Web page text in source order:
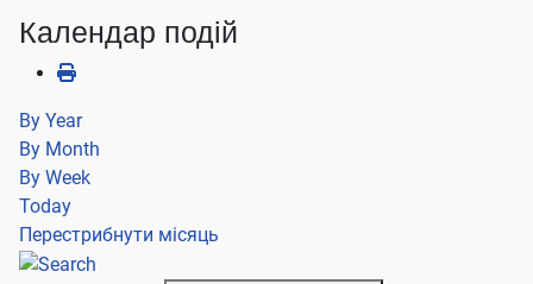
Календар подій
By Year
By Month
By Week
Today
Перестрибнути місяць